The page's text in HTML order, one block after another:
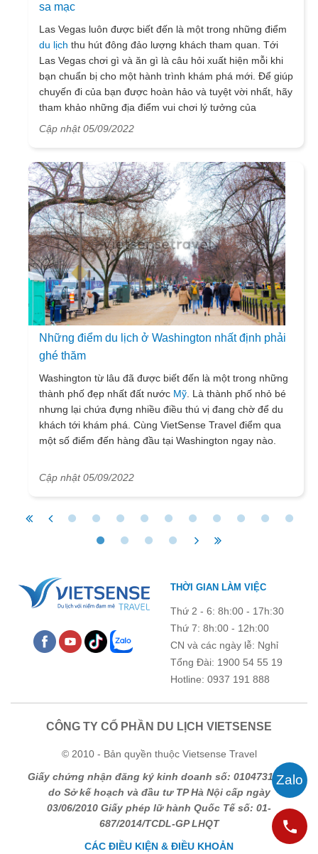
sa mạc
Las Vegas luôn được biết đến là một trong những điểm
du lịch thu hút đông đảo lượng khách tham quan. Tới
Las Vegas chơi gì và ăn gì là câu hỏi xuất hiện mỗi khi
bạn chuẩn bị cho một hành trình khám phá mới. Để giúp
chuyến đi của bạn được hoàn hảo và tuyệt vời nhất, hãy
tham khảo những địa điểm vui chơi lý tưởng của
VietSense Travel, sẽ giúp bạn đưa ra những
Cập nhật 05/09/2022
Những điểm du lịch ở Washington nhất định phải
ghé thăm
Washington từ lâu đã được biết đến là một trong những
thành phố đẹp nhất đất nước Mỹ . Là thành phố nhỏ bé
nhưng lại chứa đựng nhiều điều thú vị đang chờ để du
khách tới khám phá. Cùng VietSense Travel điểm qua
một số điểm đến hàng đầu tại Washington ngay nào.
Cập nhật 05/09/2022
THỜI GIAN LÀM VIỆC
Thứ 2 - 6: 8h:00 - 17h:30
Thứ 7: 8h:00 - 12h:00
CN và các ngày lễ: Nghỉ
Tổng Đài: 1900 54 55 19
Hotline: 0937 191 888
CÔNG TY CỔ PHẦN DU LỊCH VIETSENSE
© 2010 - Bản quyền thuộc Vietsense Travel
Giấy chứng nhận đăng ký kinh doanh số: 0104731205
do Sở kế hoạch và đầu tư TP Hà Nội cấp ngày
03/06/2010 Giấy phép lữ hành Quốc Tế số: 01-
687/2014/TCDL-GP LHQT
CÁC ĐIỀU KIỆN & ĐIỀU KHOẢN